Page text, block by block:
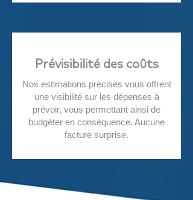
Prévisibilité des coûts
Nos estimations précises vous offrent
une visibilité sur les dépenses à
prévoir, vous permettant ainsi de
budgéter en conséquence. Aucune
facture surprise.